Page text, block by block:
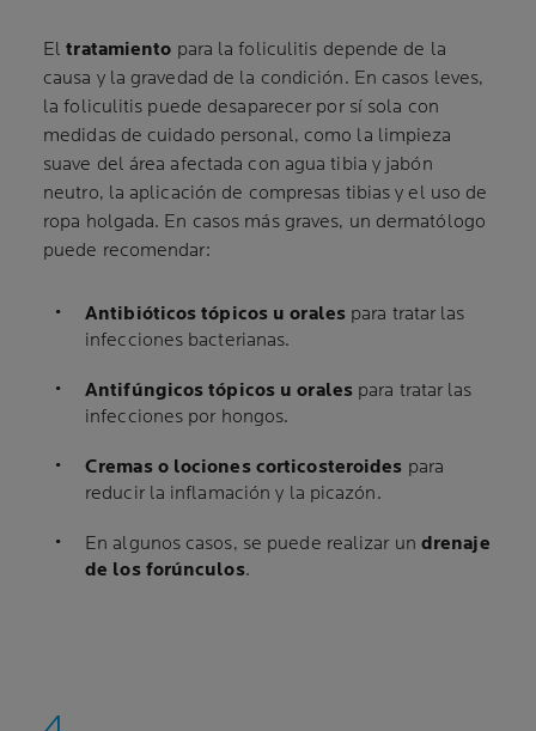
Eltratamiento para la foliculitis depende de la
causa y la gravedad de la condición. En casos leves,
la foliculitis puede desaparecer por sí sola con
medidas de cuidado personal, como la limpieza
suave del área afectada con agua tibia y jabón
neutro, la aplicación de compresas tibias y el uso de
ropa holgada. En casos más graves, un dermatólogo
puede recomendar:
Antibióticos tópicos u oralespara tratar las
infecciones bacterianas.
Antifúngicos tópicos u oralespara tratar las
infecciones por hongos.
Cremas o lociones corticosteroides para
reducir la inflamación y la picazón.
En algunos casos, se puede realizar un drenaje
de los forúnculos.